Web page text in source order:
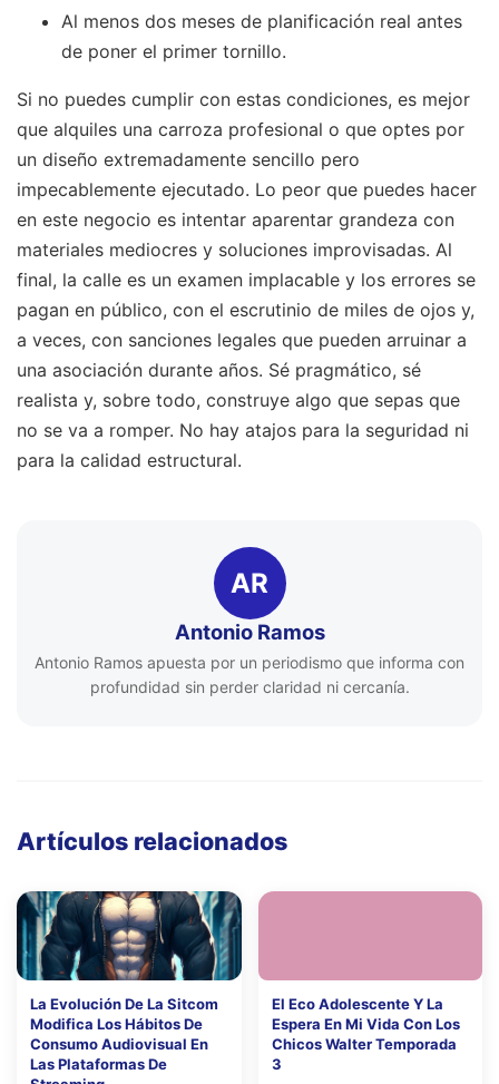
Al menos dos meses de planificación real antes
de poner el primer tornillo.
Si no puedes cumplir con estas condiciones, es mejor
que alquiles una carroza profesional o que optes por
un diseño extremadamente sencillo pero
impecablemente ejecutado. Lo peor que puedes hacer
en este negocio es intentar aparentar grandeza con
materiales mediocres y soluciones improvisadas. Al
final, la calle es un examen implacable y los errores se
pagan en público, con el escrutinio de miles de ojos y,
a veces, con sanciones legales que pueden arruinar a
una asociación durante años. Sé pragmático, sé
realista y, sobre todo, construye algo que sepas que
no se va a romper. No hay atajos para la seguridad ni
para la calidad estructural.
AR
Antonio Ramos
Antonio Ramos apuesta por un periodismo que informa con
profundidad sin perder claridad ni cercanía.
Artículos relacionados
La Evolución De La Sitcom
Modifica Los Hábitos De
Consumo Audiovisual En
Las Plataformas De
El Eco Adolescente Y La
Espera En Mi Vida Con Los
Chicos Walter Temporada
3